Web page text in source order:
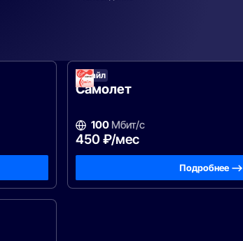
Смайл
Самолет
100 Мбит/с
450 ₽/мес
Подробнее —>